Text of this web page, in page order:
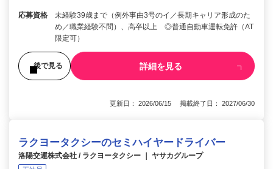
応募資格
未経験39歳まで（例外事由3号のイ／長期キャリア形成のた
め／職業経験不問）、高卒以上 ◎普通自動車運転免許（AT
限定可）
後で見る 詳細を見る
更新日： 2026/06/15 掲載終了日： 2027/06/30
ラクヨータクシーのセミハイヤードライバー
洛陽交運株式会社 / ラクヨータクシー ｜ ヤサカグループ